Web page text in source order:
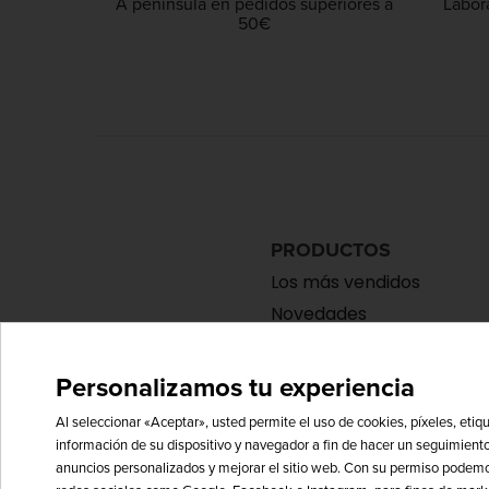
50€
PRODUCTOS
Los más vendidos
Novedades
Personalizamos tu experiencia
Al seleccionar «Aceptar», usted permite el uso de cookies, píxeles,
información de su dispositivo y navegador a fin de hacer un
anuncios personalizados y mejorar el sitio web. Con su permiso